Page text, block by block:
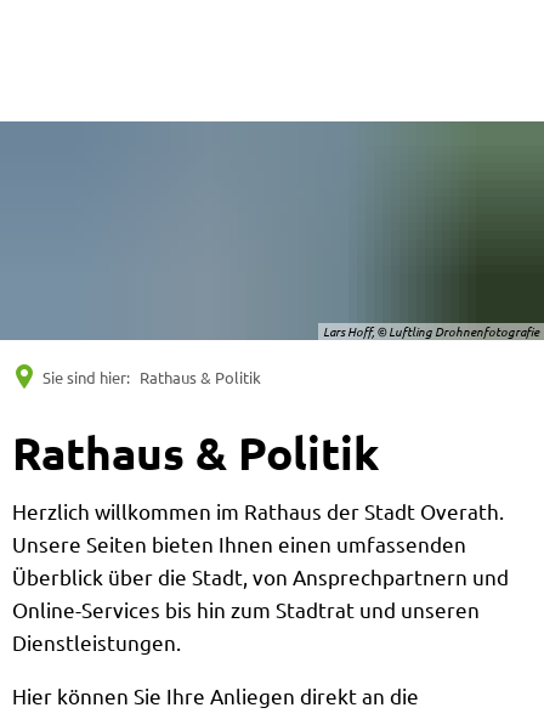
Lars Hoff, © Luftling Drohnenfotografie
Sie sind hier: Rathaus & Politik
Rathaus & Politik
Herzlich willkommen im Rathaus der Stadt Overath.
Unsere Seiten bieten Ihnen einen umfassenden
Überblick über die Stadt, von Ansprechpartnern und
Online-Services bis hin zum Stadtrat und unseren
Dienstleistungen.
Hier können Sie Ihre Anliegen direkt an die